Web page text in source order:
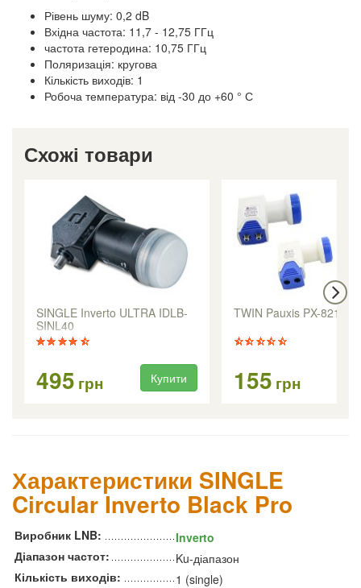
Рівень шуму: 0,2 dB
Вхідна частота: 11,7 - 12,75 ГГц
частота гетеродина: 10,75 ГГц
Поляризація: кругова
Кількість виходів: 1
Робоча температура: від -30 до +60 ° С
Схожі товари
SINGLE Inverto ULTRA IDLB-
SINL40
495 грн Купити
TWIN Pauxis PX-8219
155 грн
Характеристики SINGLE
Circular Inverto Black Pro
Виробник LNB:
Inverto
Діапазон частот:
Ku-діапазон
Кількість виходів:
1 (single)